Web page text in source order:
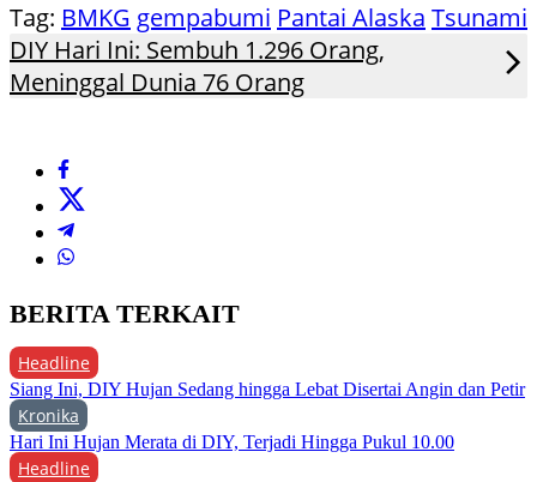
Tag: BMKG gempabumi Pantai Alaska Tsunami
DIY Hari Ini: Sembuh 1.296 Orang,
Meninggal Dunia 76 Orang
BERITA TERKAIT
Headline
Siang Ini, DIY Hujan Sedang hingga Lebat Disertai Angin dan Petir
Kronika
Hari Ini Hujan Merata di DIY, Terjadi Hingga Pukul 10.00
Headline